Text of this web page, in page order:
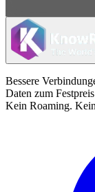
Bessere
Daten zum
Kein Roaming.